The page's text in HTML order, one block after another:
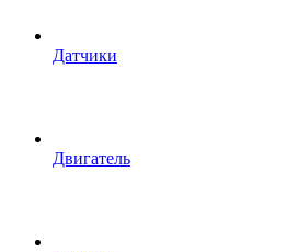
Датчики
Двигатель